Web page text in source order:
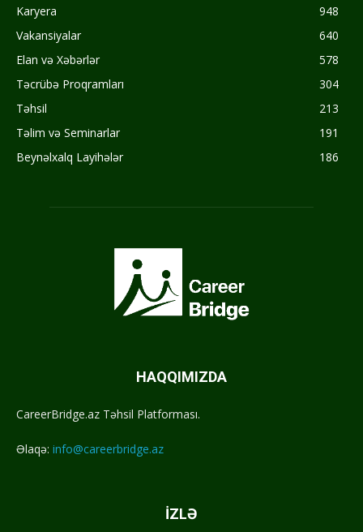
Karyera
948
Vakansiyalar
640
Elan və Xəbərlər
578
Təcrübə Proqramları
304
Təhsil
213
Təlim və Seminarlar
191
Beynəlxalq Layihələr
186
HAQQIMIZDA
CareerBridge.az Təhsil Platforması.
Əlaqə: info@careerbridge.az
İZLƏ